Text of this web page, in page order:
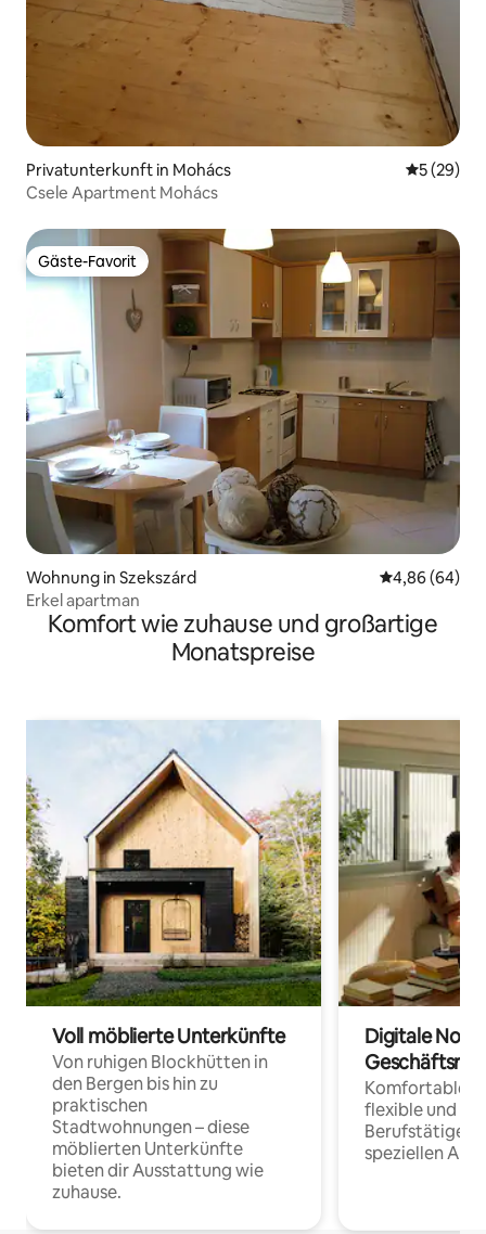
Privatunterkunft in Mohács
5 (29)
Csele Apartment Mohács
Gäste-Favorit
Gäste-Favorit
Wohnung in Szekszárd
4,86 (64)
Erkel apartman
Komfort wie zuhause und großartige
Monatspreise
Voll möblierte Unterkünfte
Von ruhigen Blockhütten in
den Bergen bis hin zu
praktischen
Stadtwohnungen – diese
möblierten Unterkünfte
bieten dir Ausstattung wie
zuhause.
Digitale
Komfortable
flexible und
Berufstätige
speziellen